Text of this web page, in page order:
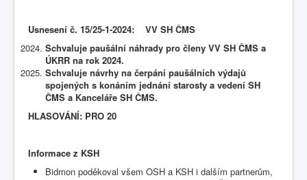
Usnesení č. 15/25-1-2024: VV SH ČMS
Schvaluje paušální náhrady pro členy VV SH ČMS a
ÚKRR na rok 2024.
Schvaluje návrhy na čerpání paušálních výdajů
spojených s konáním jednání starosty a vedení SH
ČMS a Kanceláře SH ČMS.
HLASOVÁNÍ: PRO 20
Informace z KSH
Bidmon poděkoval všem OSH a KSH i dalším partnerům,